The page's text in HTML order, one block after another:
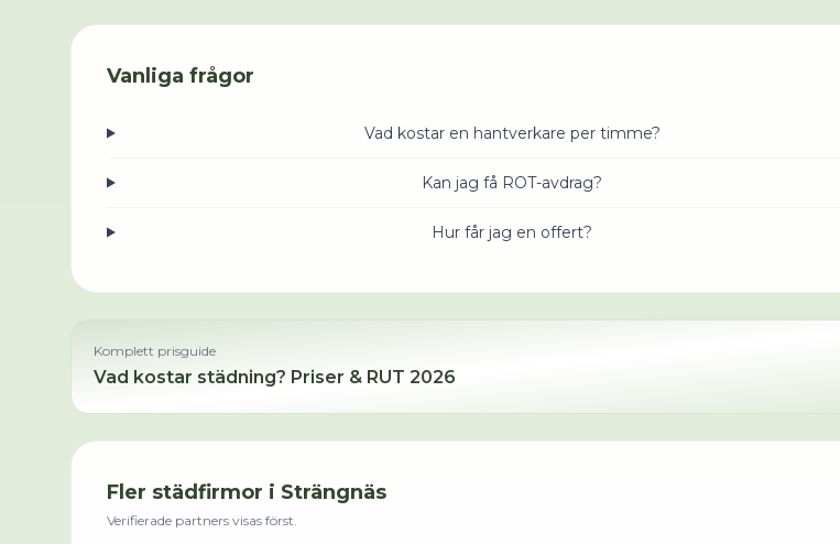
Vanliga frågor
Vad kostar en hantverkare per timme?
Kan jag få ROT-avdrag?
Hur får jag en offert?
Komplett prisguide
Vad kostar städning? Priser & RUT 2026
Fler städfirmor i Strängnäs
Verifierade partners visas först.